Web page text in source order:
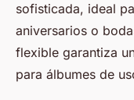
sofisticada, ideal
aniversarios o
flexible garantiza
para álbumes de